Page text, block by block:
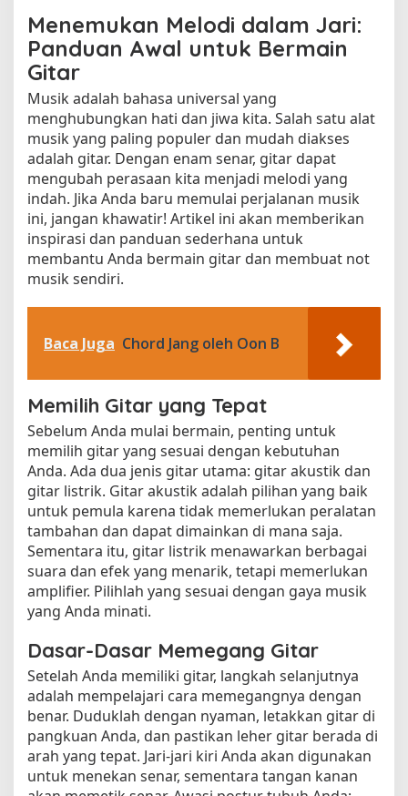
Menemukan Melodi dalam Jari:
Panduan Awal untuk Bermain
Gitar
Musik adalah bahasa universal yang
menghubungkan hati dan jiwa kita. Salah satu alat
musik yang paling populer dan mudah diakses
adalah gitar. Dengan enam senar, gitar dapat
mengubah perasaan kita menjadi melodi yang
indah. Jika Anda baru memulai perjalanan musik
ini, jangan khawatir! Artikel ini akan memberikan
inspirasi dan panduan sederhana untuk
membantu Anda bermain gitar dan membuat not
musik sendiri.
Baca Juga Chord Jang oleh Oon B
Memilih Gitar yang Tepat
Sebelum Anda mulai bermain, penting untuk
memilih gitar yang sesuai dengan kebutuhan
Anda. Ada dua jenis gitar utama: gitar akustik dan
gitar listrik. Gitar akustik adalah pilihan yang baik
untuk pemula karena tidak memerlukan peralatan
tambahan dan dapat dimainkan di mana saja.
Sementara itu, gitar listrik menawarkan berbagai
suara dan efek yang menarik, tetapi memerlukan
amplifier. Pilihlah yang sesuai dengan gaya musik
yang Anda minati.
Dasar-Dasar Memegang Gitar
Setelah Anda memiliki gitar, langkah selanjutnya
adalah mempelajari cara memegangnya dengan
benar. Duduklah dengan nyaman, letakkan gitar di
pangkuan Anda, dan pastikan leher gitar berada di
arah yang tepat. Jari-jari kiri Anda akan digunakan
untuk menekan senar, sementara tangan kanan